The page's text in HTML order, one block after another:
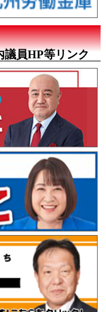
議員HP等リンク